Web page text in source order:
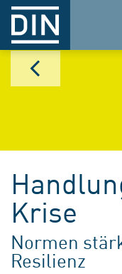
Krise
Normen
Resilienz